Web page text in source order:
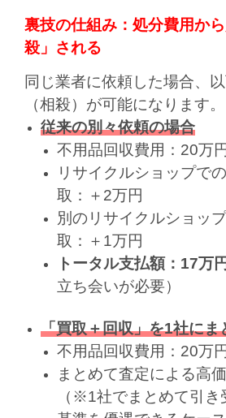
裏技の仕組み：処分費用か
殺」される
同じ業者に依頼した場合、
（相殺）が可能になります。
従来の別々依頼の場合
不用品回収費用：20万
リサイクルショップで
取：＋2万円
別のリサイクルショッ
取：＋1万円
トータル支払額：17万円
立ち会いが必要）
「買取＋回収」を1社にま
不用品回収費用：20万
まとめて査定による高
（※1社でまとめて引き